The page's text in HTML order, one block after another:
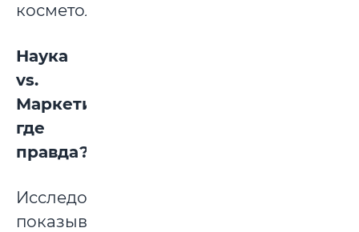
косметологу.
Наука
vs.
Маркетинг:
где
правда?
Исследования
показывают,